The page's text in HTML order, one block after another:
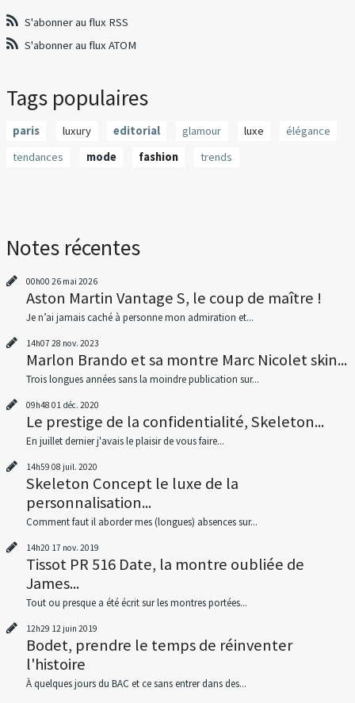
S'abonner au flux RSS
S'abonner au flux ATOM
Tags populaires
paris luxury editorial glamour luxe
élégance
tendances
mode fashion trends
Notes récentes
00h00 26 mai 2026
Aston Martin Vantage S, le coup de maître !
Je n’ai jamais caché à personne mon admiration et...
14h07 28 nov. 2023
Marlon Brando et sa montre Marc Nicolet skin...
Trois longues années sans la moindre publication sur...
09h48 01 déc. 2020
Le prestige de la confidentialité, Skeleton...
En juillet dernier j'avais le plaisir de vous faire...
14h59 08 juil. 2020
Skeleton Concept le luxe de la
personnalisation...
Comment faut il aborder mes (longues) absences sur...
14h20 17 nov. 2019
Tissot PR 516 Date, la montre oubliée de
James...
Tout ou presque a été écrit sur les montres portées...
12h29 12 juin 2019
Bodet, prendre le temps de réinventer
l'histoire
À quelques jours du BAC et ce sans entrer dans des...